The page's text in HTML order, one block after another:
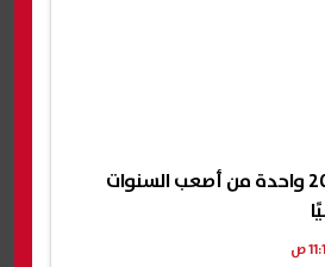
"يونيسيف": 2023 واحدة من أصعب السنوات